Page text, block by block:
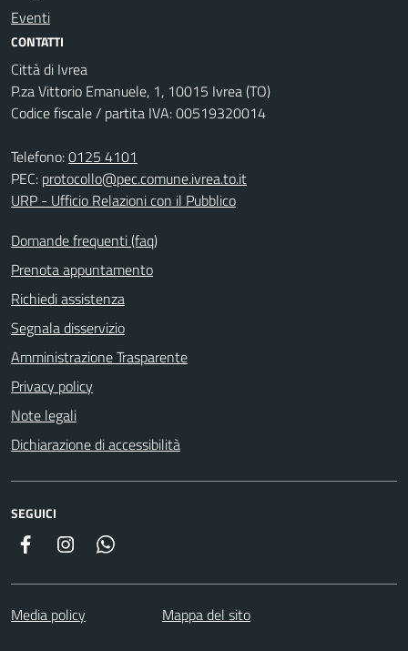
Eventi
CONTATTI
Città di Ivrea
P.za Vittorio Emanuele, 1, 10015 Ivrea (TO)
Codice fiscale / partita IVA: 00519320014
Telefono:0125 4101
PEC: protocollo@pec.comune.ivrea.to.it
URP - Ufficio Relazioni con il Pubblico
Domande frequenti (faq)
Prenota appuntamento
Richiedi assistenza
Segnala disservizio
Amministrazione Trasparente
Privacy policy
Note legali
Dichiarazione di accessibilità
SEGUICI
Facebook Instagram
Media policy Mappa del sito